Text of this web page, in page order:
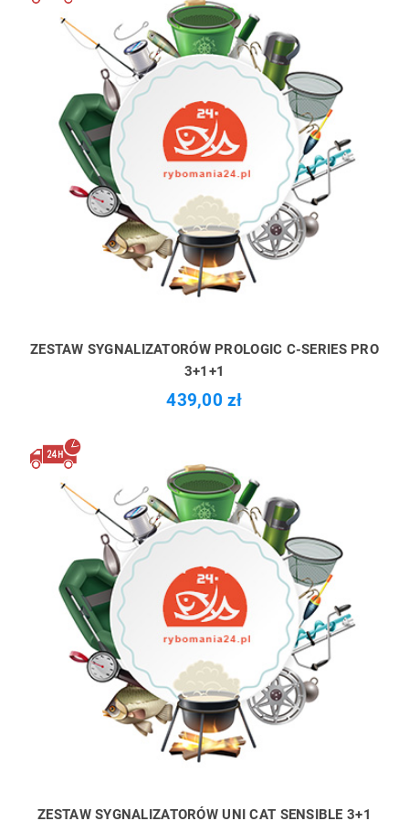
ZESTAW SYGNALIZATORÓW PROLOGIC C-SERIES PRO
3+1+1
439,00 zł
ZESTAW SYGNALIZATORÓW UNI CAT SENSIBLE 3+1